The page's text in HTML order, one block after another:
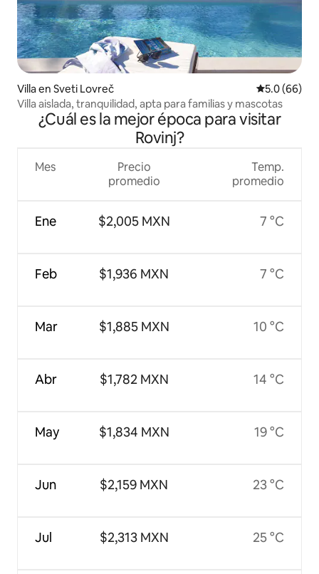
Villa en Sveti Lovreč Calificación
5.0 (66)
Villa aislada, tranquilidad, apta para familias y mascotas
¿Cuál es la mejor época para visitar
Rovinj?
Mes
Ene
Feb
Mar
Abr
May
Jun
Jul
Precio
promedio
$2,005 MXN
$1,936 MXN
$1,885 MXN
$1,782 MXN
$1,834 MXN
$2,159 MXN
$2,313 MXN
Temp.
promedio
7 °C
7 °C
10 °C
14 °C
19 °C
23 °C
25 °C